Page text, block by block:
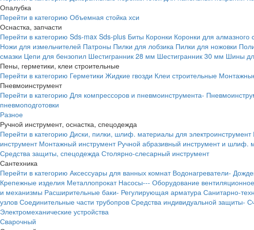
Опалубка
Перейти в категорию Объемная стойка хси
Оснастка, запчасти
Перейти в категорию Sds-max Sds-plus Биты Коронки Коронки для алмазного
Ножи для измельчителей Патроны Пилки для лобзика Пилки для ножовки
смазки Цепи для бензопил Шестигранник 28 мм Шестигранник 30 мм Шины
Пены, герметики, клеи строительные
Перейти в категорию Герметики Жидкие гвозди Клеи строительные
Пневмоинструмент
Перейти в категорию Для компрессоров и пневмоинструмента-
пневмоподготовки
Разное
Ручной инструмент, оснастка, спецодежда
Перейти в категорию Диски, пилки, шлиф. материалы для электроинструмент
инструмент Монтажный инструмент Ручной абразивный инструмент и шлиф.
Средства защиты, спецодежда Столярно-слесарный инструмент
Сантехника
Перейти в категорию Аксессуары для ванных комнат Водонагреватели-
Крепежные изделия Металлопрокат Насосы--- Оборудование вентиляционное
и механизмы Расширительные баки- Регулирующая арматура Санитарно-
узлов Соединительные части трубопров Средства индивидуальной защиты-
Электромеханические устройства
Сварочный